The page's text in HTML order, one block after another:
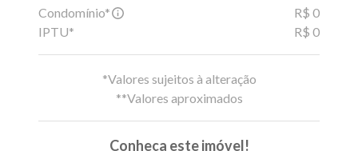
Condomínio*
R$ 0
IPTU*
R$ 0
*Valores sujeitos à alteração
**Valores aproximados
Conheça este imóvel!